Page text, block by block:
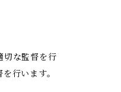
切な監督を行
行います。